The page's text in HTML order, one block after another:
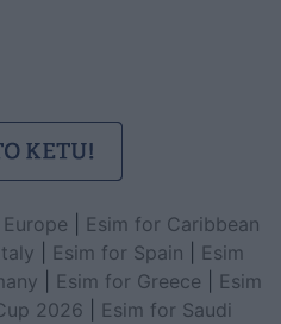
Esim for Caribbean
Esim for Spain
Esim
Esim for Greece
Esim
2026
Esim for Saudi